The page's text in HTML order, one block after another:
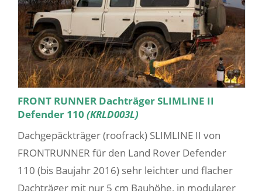
FRONT RUNNER Dachträger SLIMLINE II
Defender 110 (KRLD003L)
Dachgepäckträger (roofrack) SLIMLINE II von
FRONTRUNNER für den Land Rover Defender
110 (bis Baujahr 2016) sehr leichter und flacher
Dachträger mit nur 5 cm Bauhöhe, in modularer